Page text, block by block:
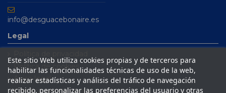
info@desguacebonaire.es
Legal
Política de cookies
Aviso legal
Condiciones de venta
Este sitio Web utiliza cookies propias y de terceros para
habilitar las funcionalidades técnicas de uso de la web,
realizar estadísticas y análisis del tráfico de navegación
recibido, personalizar las preferencias del usuario y otras